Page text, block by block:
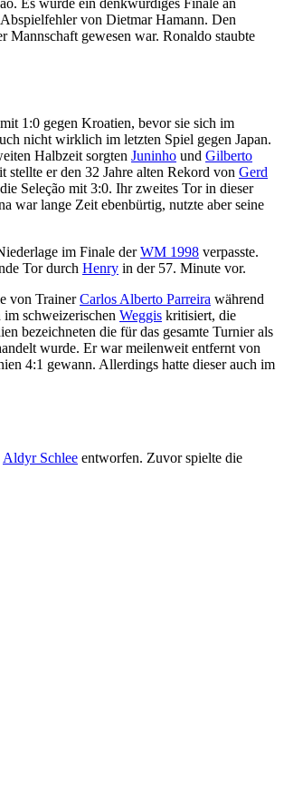
Es wurde ein denkwürdiges Finale an
von Dietmar Hamann. Den
Mannschaft gewesen war. Ronaldo staubte
1:0 gegen Kroatien, bevor sie sich im
nicht wirklich im letzten Spiel gegen Japan.
Halbzeit sorgten Juninho und Gilberto
er den 32 Jahre alten Rekord von Gerd
Seleção mit 3:0. Ihr zweites Tor in dieser
war lange Zeit ebenbürtig, nutzte aber seine
im Finale derWM 1998 verpasste.
Tor durch Henry in der 57. Minute vor.
von TrainerCarlos Alberto Parreira während
schweizerischen Weggis kritisiert, die
bezeichneten die für das gesamte Turnier als
wurde. Er war meilenweit entfernt von
4:1 gewann. Allerdings hatte dieser auch im
Aldyr Schlee entworfen. Zuvor spielte die